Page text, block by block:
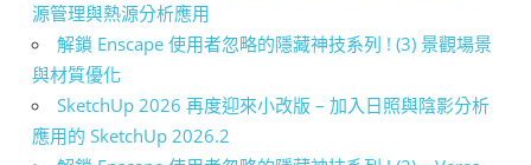
源管理與熱源分析應用
解鎖 Enscape 使用者忽略的隱藏神技系列 ! (3) 景觀場景
與材質優化
SketchUp 2026 再度迎來小改版 – 加入日照與陰影分析
應用的 SketchUp 2026.2